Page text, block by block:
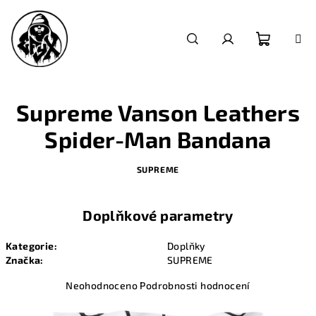
obsah
Supreme Vanson Leathers
Spider-Man Bandana
SUPREME
Doplňkové parametry
Kategorie:
Doplňky
Značka: SUPREME
Průměrné
produktu
Neohodnoceno Podrobnosti hodnocení